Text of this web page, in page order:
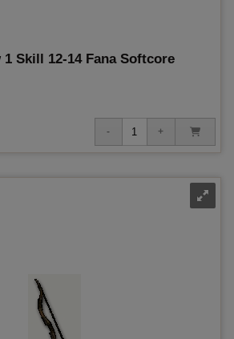
1 Skill 12-14 Fana Softcore